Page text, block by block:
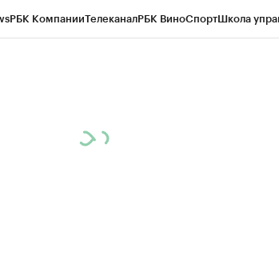
РБК КомпанииТелеканалРБК ВиноСпортШкола